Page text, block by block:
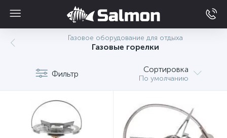
Газовое оборудование для отдыха
Газовые горелки
Фильтр Сортировка
По умолчанию